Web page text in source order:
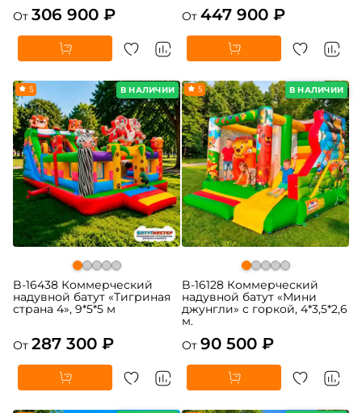
От 306 900 ₽
От 447 900 ₽
В НАЛИЧИИ
5
B-16438 Коммерческий
надувной батут «Тигриная
страна 4», 9*5*5 м
От 287 300 ₽
В НАЛИЧИИ
5
B-16128 Коммерческий
надувной батут «Мини
джунгли» с горкой, 4*3,5*2,6
м.
От 90 500 ₽